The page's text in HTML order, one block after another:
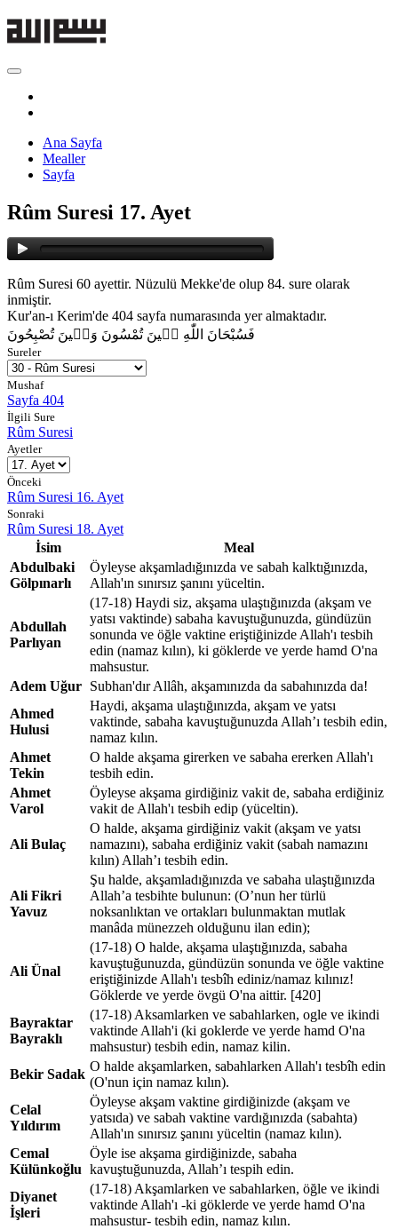
Ana Sayfa
Mealler
Sayfa
Rûm Suresi 17. Ayet
Rûm Suresi 60 ayettir. Nüzulü Mekke'de olup 84. sure olarak
inmiştir.
Kur'an-ı Kerim'de 404 sayfa numarasında yer almaktadır.
فَسُبْحَانَ اللّٰهِ ح۪ينَ تُمْسُونَ وَح۪ينَ تُصْبِحُونَ
Sureler
Mushaf
Sayfa 404
İlgili Sure
Rûm Suresi
Ayetler
Önceki
Rûm Suresi 16. Ayet
Sonraki
Rûm Suresi 18. Ayet
İsim
Meal
Abdulbaki
Gölpınarlı
Öyleyse akşamladığınızda ve sabah kalktığınızda,
Allah'ın sınırsız şanını yüceltin.
Abdullah
Parlıyan
(17-18) Haydi siz, akşama ulaştığınızda (akşam ve
yatsı vaktinde) sabaha kavuştuğunuzda, gündüzün
sonunda ve öğle vaktine eriştiğinizde Allah'ı tesbih
edin (namaz kılın), ki göklerde ve yerde hamd O'na
mahsustur.
Adem Uğur Subhan'dır Allâh, akşamınızda da sabahınızda da!
Ahmed
Hulusi
Haydi, akşama ulaştığınızda, akşam ve yatsı
vaktinde, sabaha kavuştuğunuzda Allah’ı tesbih edin,
namaz kılın.
Ahmet
Tekin
O halde akşama girerken ve sabaha ererken Allah'ı
tesbih edin.
Ahmet
Varol
Öyleyse akşama girdiğiniz vakit de, sabaha erdiğiniz
vakit de Allah'ı tesbih edip (yüceltin).
Ali Bulaç
O halde, akşama girdiğiniz vakit (akşam ve yatsı
namazını), sabaha erdiğiniz vakit (sabah namazını
kılın) Allah’ı tesbih edin.
Ali Fikri
Yavuz
Şu halde, akşamladığınızda ve sabaha ulaştığınızda
Allah’a tesbihte bulunun: (O’nun her türlü
noksanlıktan ve ortakları bulunmaktan mutlak
manâda münezzeh olduğunu ilan edin);
Ali Ünal
(17-18) O halde, akşama ulaştığınızda, sabaha
kavuştuğunuzda, gündüzün sonunda ve öğle vaktine
eriştiğinizde Allah'ı tesbîh ediniz/namaz kılınız!
Göklerde ve yerde övgü O'na aittir. [420]
Bayraktar
Bayraklı
(17-18) Aksamlarken ve sabahlarken, ogle ve ikindi
vaktinde Allah'i (ki goklerde ve yerde hamd O'na
mahsustur) tesbih edin, namaz kilin.
Bekir Sadak
O halde akşamlarken, sabahlarken Allah'ı tesbîh edin
(O'nun için namaz kılın).
Celal
Yıldırım
Öyleyse akşam vaktine girdiğinizde (akşam ve
yatsıda) ve sabah vaktine vardığınızda (sabahta)
Allah'ın sınırsız şanını yüceltin (namaz kılın).
Cemal
Külünkoğlu
Öyle ise akşama girdiğinizde, sabaha
kavuştuğunuzda, Allah’ı tespih edin.
Diyanet
İşleri
(17-18) Akşamlarken ve sabahlarken, öğle ve ikindi
vaktinde Allah'ı -ki göklerde ve yerde hamd O'na
mahsustur- tesbih edin, namaz kılın.